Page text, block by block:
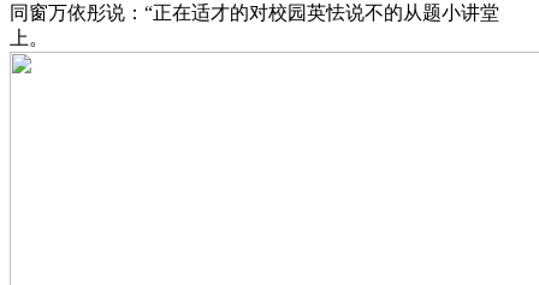
同窗万依彤说：“正在适才的对校园英怯说不的从题小讲堂
上。